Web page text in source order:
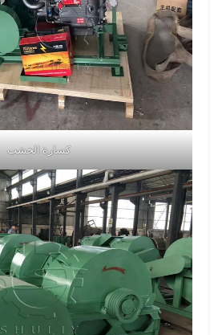
كسارة الخشب